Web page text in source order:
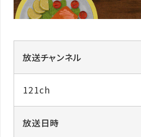
放送チャンネル
121ch
放送日時